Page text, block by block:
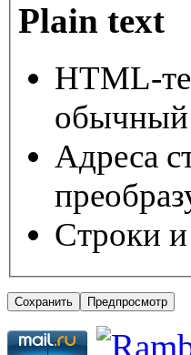
Plain text
HTML-
обычный
Адреса
Строки и